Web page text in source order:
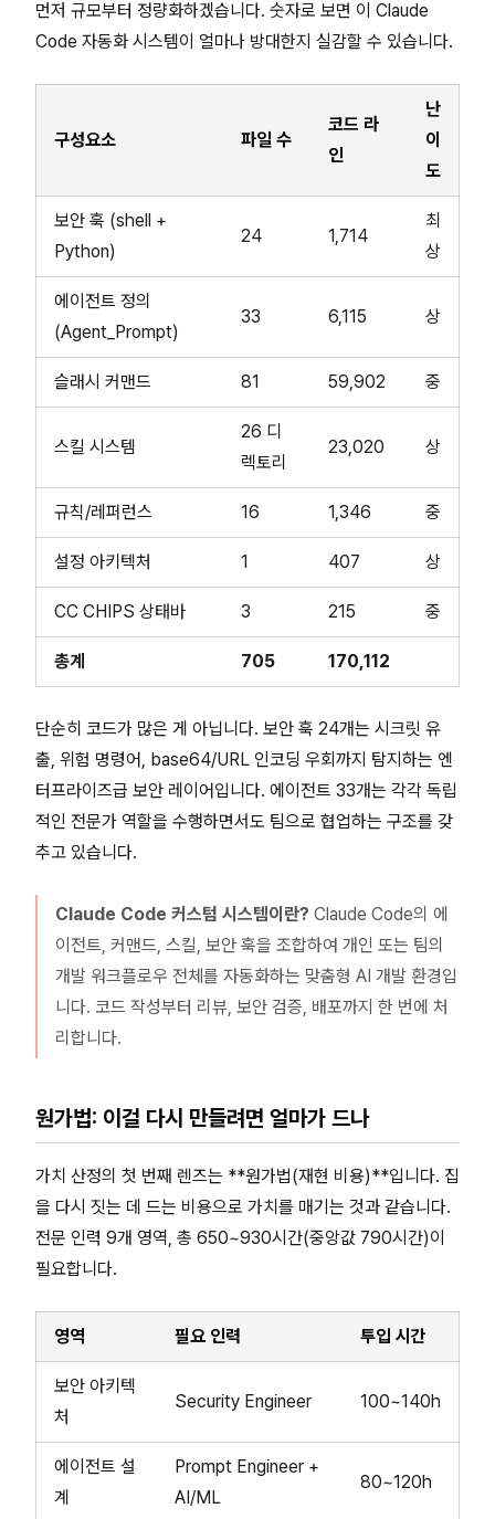
먼저 규모부터 정량화하겠습니다. 숫자로 보면 이 Claude
Code 자동화 시스템이 얼마나 방대한지 실감할 수 있습니다.
구성요소 파일 수
코드 라
인
난
이
도
보안 훅 (shell +
Python)
24 1,714
최
상
에이전트 정의
(Agent_Prompt)
33 6,115 상
슬래시 커맨드 81 59,902 중
스킬 시스템
26 디
렉토리
23,020 상
규칙/레퍼런스 16 1,346 중
설정 아키텍처 1 407 상
CC CHIPS 상태바 3 215 중
총계 705 170,112
단순히 코드가 많은 게 아닙니다. 보안 훅 24개는 시크릿 유
출, 위험 명령어, base64/URL 인코딩 우회까지 탐지하는 엔
터프라이즈급 보안 레이어입니다. 에이전트 33개는 각각 독립
적인 전문가 역할을 수행하면서도 팀으로 협업하는 구조를 갖
추고 있습니다.
Claude Code 커스텀 시스템이란? Claude Code의 에
이전트, 커맨드, 스킬, 보안 훅을 조합하여 개인 또는 팀의
개발 워크플로우 전체를 자동화하는 맞춤형 AI 개발 환경입
니다. 코드 작성부터 리뷰, 보안 검증, 배포까지 한 번에 처
리합니다.
원가법: 이걸 다시 만들려면 얼마가 드나
가치 산정의 첫 번째 렌즈는 **원가법(재현 비용)**입니다. 집
을 다시 짓는 데 드는 비용으로 가치를 매기는 것과 같습니다.
전문 인력 9개 영역, 총 650~930시간(중앙값 790시간)이
필요합니다.
영역 필요 인력 투입 시간
보안 아키텍
처
Security Engineer 100~140h
에이전트 설
계
Prompt Engineer +
AI/ML
80~120h